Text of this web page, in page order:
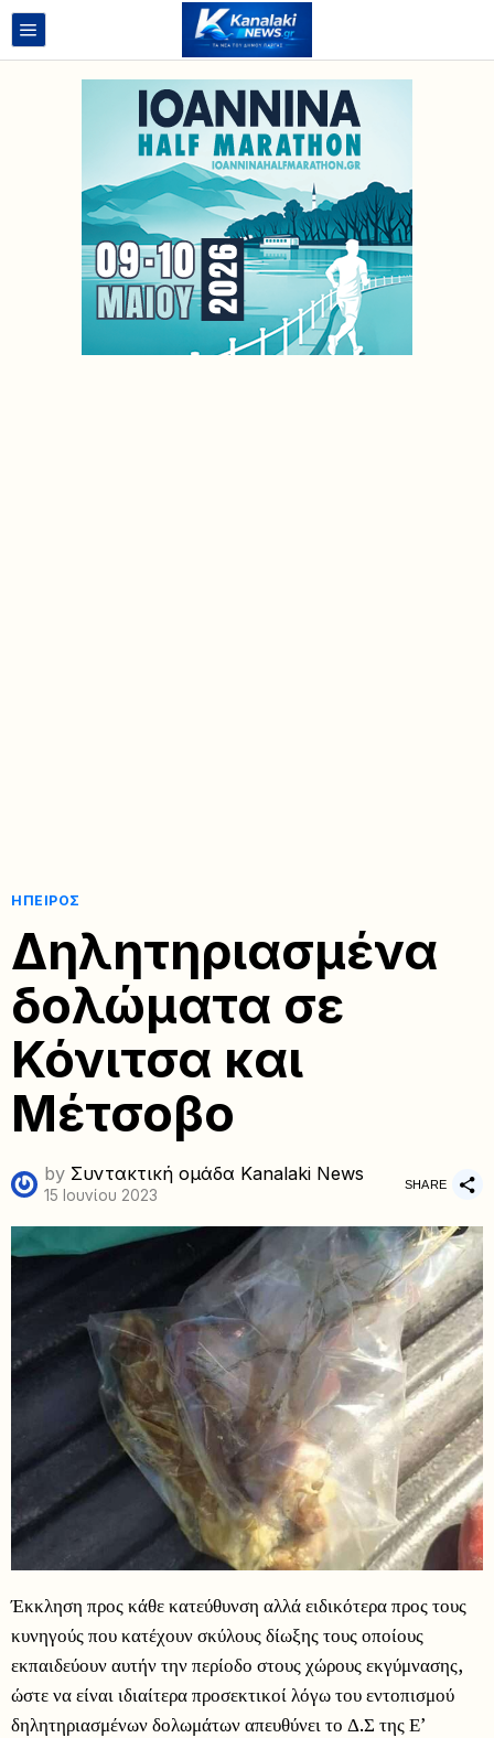
ΉΠΕΙΡΟΣ
Δηλητηριασμένα
δολώματα σε
Κόνιτσα και
Μέτσοβο
by Συντακτική ομάδα Kanalaki News
15 Ιουνίου 2023
SHARE
Έκκληση προς κάθε κατεύθυνση αλλά ειδικότερα προς τους
κυνηγούς που κατέχουν σκύλους δίωξης τους οποίους
εκπαιδεύουν αυτήν την περίοδο στους χώρους εκγύμνασης,
ώστε να είναι ιδιαίτερα προσεκτικοί λόγω του εντοπισμού
δηλητηριασμένων δολωμάτων απευθύνει το Δ.Σ της Ε’